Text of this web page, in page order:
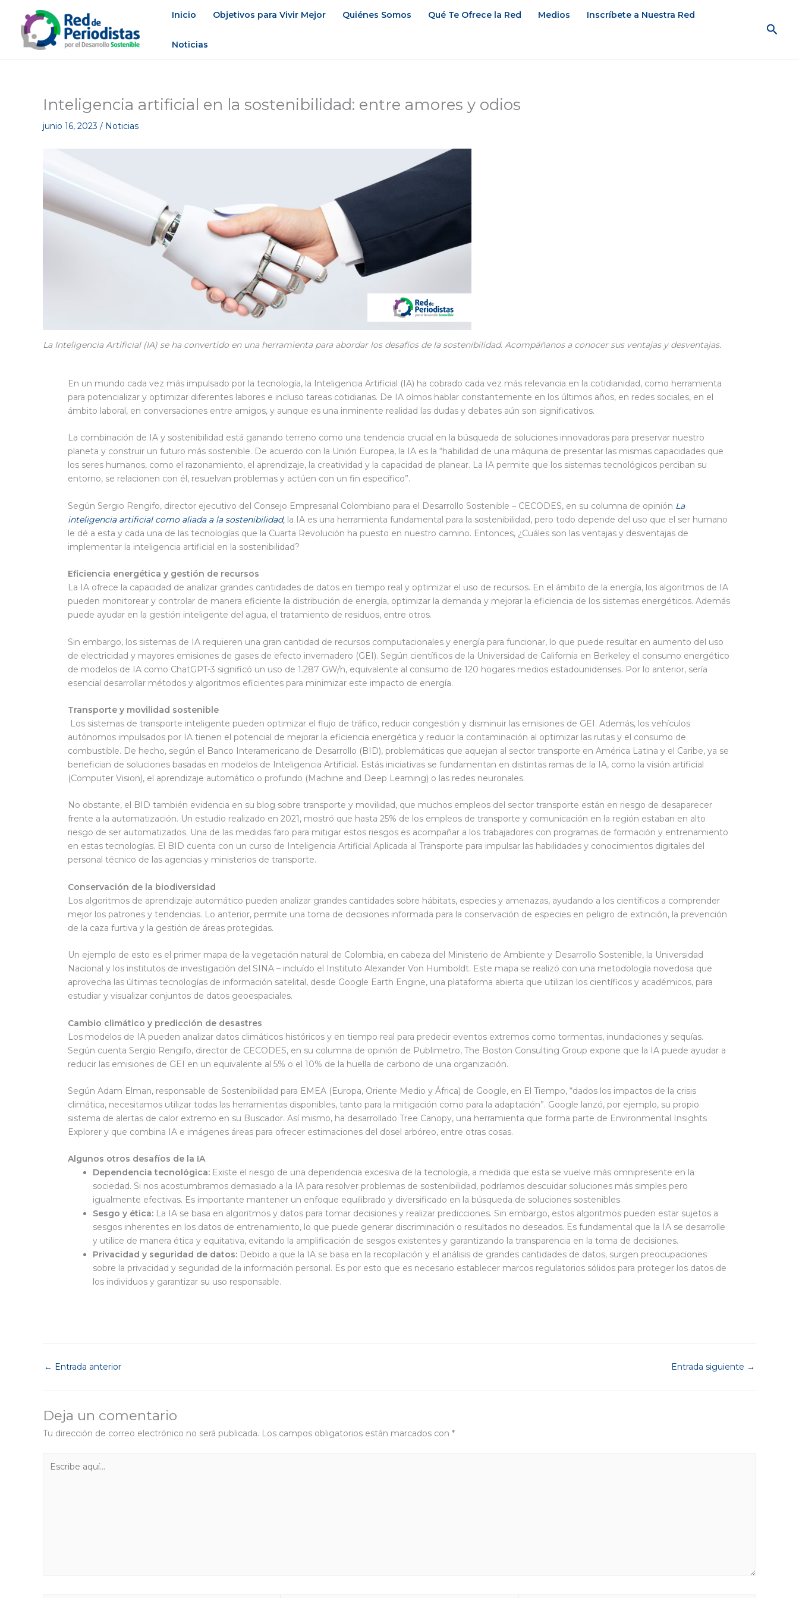
contenido
Inicio Objetivos para Vivir Mejor Quiénes Somos Qué Te Ofrece la Red Medios Inscríbete a Nuestra Red
Noticias
Inteligencia artificial en la sostenibilidad: entre amores y odios
junio 16, 2023 / Noticias
La Inteligencia Artificial (IA) se ha convertido en una herramienta para abordar los desafíos de la sostenibilidad. Acompáñanos a conocer sus ventajas y desventajas.
En un mundo cada vez más impulsado por la tecnología, la Inteligencia Artificial (IA) ha cobrado cada vez más relevancia en la cotidianidad, como herramienta
para potencializar y optimizar diferentes labores e incluso tareas cotidianas. De IA oímos hablar constantemente en los últimos años, en redes sociales, en el
ámbito laboral, en conversaciones entre amigos, y aunque es una inminente realidad las dudas y debates aún son significativos.
La combinación de IA y sostenibilidad está ganando terreno como una tendencia crucial en la búsqueda de soluciones innovadoras para preservar nuestro
planeta y construir un futuro más sostenible. De acuerdo con la Unión Europea, la IA es la “habilidad de una máquina de presentar las mismas capacidades que
los seres humanos, como el razonamiento, el aprendizaje, la creatividad y la capacidad de planear. La IA permite que los sistemas tecnológicos perciban su
entorno, se relacionen con él, resuelvan problemas y actúen con un fin específico”.
Según Sergio Rengifo, director ejecutivo del Consejo Empresarial Colombiano para el Desarrollo Sostenible – CECODES, en su columna de opinión La
inteligencia artificial como aliada a la sostenibilidad, la IA es una herramienta fundamental para la sostenibilidad, pero todo depende del uso que el ser humano
le dé a esta y cada una de las tecnologías que la Cuarta Revolución ha puesto en nuestro camino. Entonces, ¿Cuáles son las ventajas y desventajas de
implementar la inteligencia artificial en la sostenibilidad?
Eficiencia energética y gestión de recursos
La IA ofrece la capacidad de analizar grandes cantidades de datos en tiempo real y optimizar el uso de recursos. En el ámbito de la energía, los algoritmos de IA
pueden monitorear y controlar de manera eficiente la distribución de energía, optimizar la demanda y mejorar la eficiencia de los sistemas energéticos. Además
puede ayudar en la gestión inteligente del agua, el tratamiento de residuos, entre otros.
Sin embargo, los sistemas de IA requieren una gran cantidad de recursos computacionales y energía para funcionar, lo que puede resultar en aumento del uso
de electricidad y mayores emisiones de gases de efecto invernadero (GEI). Según científicos de la Universidad de California en Berkeley el consumo energético
de modelos de IA como ChatGPT-3 significó un uso de 1.287 GW/h, equivalente al consumo de 120 hogares medios estadounidenses. Por lo anterior, sería
esencial desarrollar métodos y algoritmos eficientes para minimizar este impacto de energía.
Transporte y movilidad sostenible
Los sistemas de transporte inteligente pueden optimizar el flujo de tráfico, reducir congestión y disminuir las emisiones de GEI. Además, los vehículos
autónomos impulsados por IA tienen el potencial de mejorar la eficiencia energética y reducir la contaminación al optimizar las rutas y el consumo de
combustible. De hecho, según el Banco Interamericano de Desarrollo (BID), problemáticas que aquejan al sector transporte en América Latina y el Caribe, ya se
benefician de soluciones basadas en modelos de Inteligencia Artificial. Estás iniciativas se fundamentan en distintas ramas de la IA, como la visión artificial
(Computer Vision), el aprendizaje automático o profundo (Machine and Deep Learning) o las redes neuronales.
No obstante, el BID también evidencia en su blog sobre transporte y movilidad, que muchos empleos del sector transporte están en riesgo de desaparecer
frente a la automatización. Un estudio realizado en 2021, mostró que hasta 25% de los empleos de transporte y comunicación en la región estaban en alto
riesgo de ser automatizados. Una de las medidas faro para mitigar estos riesgos es acompañar a los trabajadores con programas de formación y entrenamiento
en estas tecnologías. El BID cuenta con un curso de Inteligencia Artificial Aplicada al Transporte para impulsar las habilidades y conocimientos digitales del
personal técnico de las agencias y ministerios de transporte.
Conservación de la biodiversidad
Los algoritmos de aprendizaje automático pueden analizar grandes cantidades sobre hábitats, especies y amenazas, ayudando a los científicos a comprender
mejor los patrones y tendencias. Lo anterior, permite una toma de decisiones informada para la conservación de especies en peligro de extinción, la prevención
de la caza furtiva y la gestión de áreas protegidas.
Un ejemplo de esto es el primer mapa de la vegetación natural de Colombia, en cabeza del Ministerio de Ambiente y Desarrollo Sostenible, la Universidad
Nacional y los institutos de investigación del SINA – incluído el Instituto Alexander Von Humboldt. Este mapa se realizó con una metodología novedosa que
aprovecha las últimas tecnologías de información satelital, desde Google Earth Engine, una plataforma abierta que utilizan los científicos y académicos, para
estudiar y visualizar conjuntos de datos geoespaciales.
Cambio climático y predicción de desastres
Los modelos de IA pueden analizar datos climáticos históricos y en tiempo real para predecir eventos extremos como tormentas, inundaciones y sequías.
Según cuenta Sergio Rengifo, director de CECODES, en su columna de opinión de Publimetro, The Boston Consulting Group expone que la IA puede ayudar a
reducir las emisiones de GEI en un equivalente al 5% o el 10% de la huella de carbono de una organización.
Según Adam Elman, responsable de Sostenibilidad para EMEA (Europa, Oriente Medio y África) de Google, en El Tiempo, “dados los impactos de la crisis
climática, necesitamos utilizar todas las herramientas disponibles, tanto para la mitigación como para la adaptación”. Google lanzó, por ejemplo, su propio
sistema de alertas de calor extremo en su Buscador. Así mismo, ha desarrollado Tree Canopy, una herramienta que forma parte de Environmental Insights
Explorer y que combina IA e imágenes áreas para ofrecer estimaciones del dosel arbóreo, entre otras cosas.
Algunos otros desafíos de la IA
Dependencia tecnológica: Existe el riesgo de una dependencia excesiva de la tecnología, a medida que esta se vuelve más omnipresente en la
sociedad. Si nos acostumbramos demasiado a la IA para resolver problemas de sostenibilidad, podríamos descuidar soluciones más simples pero
igualmente efectivas. Es importante mantener un enfoque equilibrado y diversificado en la búsqueda de soluciones sostenibles.
Sesgo y ética: La IA se basa en algoritmos y datos para tomar decisiones y realizar predicciones. Sin embargo, estos algoritmos pueden estar sujetos a
sesgos inherentes en los datos de entrenamiento, lo que puede generar discriminación o resultados no deseados. Es fundamental que la IA se desarrolle
y utilice de manera ética y equitativa, evitando la amplificación de sesgos existentes y garantizando la transparencia en la toma de decisiones.
Privacidad y seguridad de datos: Debido a que la IA se basa en la recopilación y el análisis de grandes cantidades de datos, surgen preocupaciones
sobre la privacidad y seguridad de la información personal. Es por esto que es necesario establecer marcos regulatorios sólidos para proteger los datos de
los individuos y garantizar su uso responsable.
← Entrada anterior Entrada siguiente →
Deja un comentario
Tu dirección de correo electrónico no será publicada. Los campos obligatorios están marcados con *
aquí...